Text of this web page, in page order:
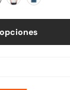
SierraCast Blue